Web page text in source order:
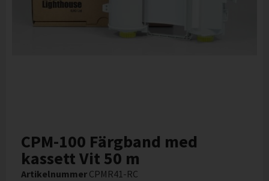
CPM-100 Färgband med
kassett Vit 50 m
Artikelnummer CPMR41-RC